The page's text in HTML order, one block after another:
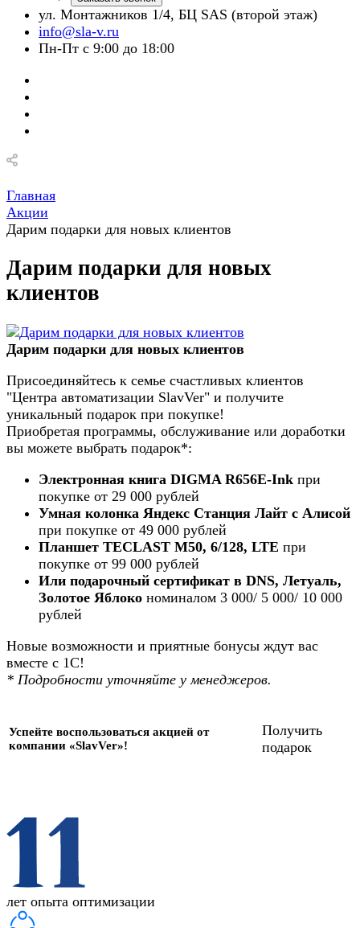
ул. Монтажников 1/4, БЦ SAS (второй этаж)
info@sla-v.ru
Пн-Пт с 9:00 до 18:00
Главная
Акции
Дарим подарки для новых клиентов
Дарим подарки для новых
клиентов
Дарим подарки для новых клиентов
Присоединяйтесь к семье счастливых клиентов
"Центра автоматизации SlavVer" и получите
уникальный подарок при покупке!
Приобретая программы, обслуживание или доработки
вы можете выбрать подарок*:
Электронная книга DIGMA R656E-Ink при
покупке от 29 000 рублей
Умная колонка Яндекс Станция Лайт с Алисой
при покупке от 49 000 рублей
Планшет TECLAST M50, 6/128, LTE при
покупке от 99 000 рублей
Или подарочный сертификат в DNS, Летуаль,
Золотое Яблоко номиналом 3 000/ 5 000/ 10 000
рублей
Новые возможности и приятные бонусы ждут вас
вместе с 1С!
* Подробности уточняйте у менеджеров.
Успейте воспользоваться акцией от
компании «SlavVer»!
Получить
подарок
лет опыта оптимизации